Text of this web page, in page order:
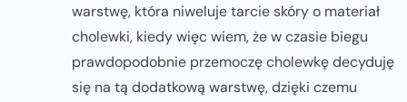
warstwę, która niweluje tarcie skóry o materiał
cholewki, kiedy więc wiem, że w czasie biegu
prawdopodobnie przemoczę cholewkę decyduję
się na tą dodatkową warstwę, dzięki czemu